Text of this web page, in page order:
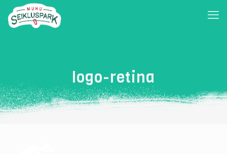
logo-retina